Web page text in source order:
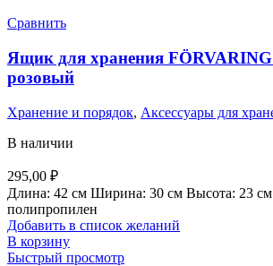
Сравнить
Ящик для хранения
розовый
Хранение и порядок, Аксессуары для
В наличии
295,00 ₽
Длина: 42 см Ширина: 30 см Высота: 23
полипропилен
Добавить в список желаний
В корзину
Быстрый просмотр